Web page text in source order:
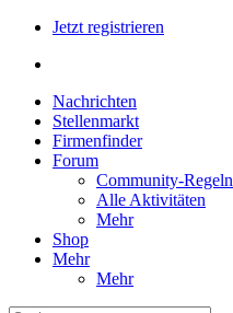
Jetzt registrieren
Nachrichten
Stellenmarkt
Firmenfinder
Forum
Community-Regeln
Alle Aktivitäten
Mehr
Shop
Mehr
Mehr